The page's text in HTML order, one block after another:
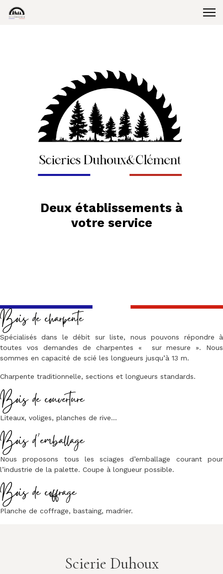
Deux établissements à
votre service
Bois de charpente
Spécialisés dans le débit sur liste, nous pouvons répondre à
toutes vos demandes de charpentes « sur mesure ». Nous
sommes en capacité de scié les longueurs jusqu’à 13 m.
Charpente traditionnelle, sections et longueurs standards.
Bois de couverture
Liteaux, voliges, planches de rive…
Bois d’emballage
Nous proposons tous les sciages d’emballage courant pour
l’industrie de la palette. Coupe à longueur possible.
Bois de coffrage
Planche de coffrage, bastaing, madrier.
Scierie Duhoux